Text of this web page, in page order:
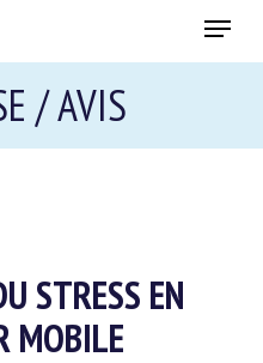
Menu
/ AVIS
STRESS EN